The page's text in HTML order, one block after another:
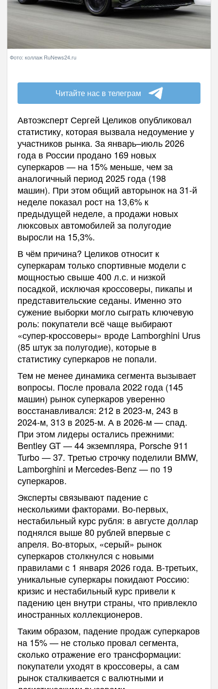
Фото: коллаж RuNews24.ru
Читайте нас в телеграм
Автоэксперт Сергей Целиков опубликовал
статистику, которая вызвала недоумение у
участников рынка. За январь–июль 2026
года в России продано 169 новых
суперкаров — на 15% меньше, чем за
аналогичный период 2025 года (198
машин). При этом общий авторынок на 31-й
неделе показал рост на 13,6% к
предыдущей неделе, а продажи новых
люксовых автомобилей за полугодие
выросли на 15,3%.
В чём причина? Целиков относит к
суперкарам только спортивные модели с
мощностью свыше 400 л.с. и низкой
посадкой, исключая кроссоверы, пикапы и
представительские седаны. Именно это
сужение выборки могло сыграть ключевую
роль: покупатели всё чаще выбирают
«супер-кроссоверы» вроде Lamborghini Urus
(85 штук за полугодие), которые в
статистику суперкаров не попали.
Тем не менее динамика сегмента вызывает
вопросы. После провала 2022 года (145
машин) рынок суперкаров уверенно
восстанавливался: 212 в 2023-м, 243 в
2024-м, 313 в 2025-м. А в 2026-м — спад.
При этом лидеры остались прежними:
Bentley GT — 44 экземпляра, Porsche 911
Turbo — 37. Третью строчку поделили BMW,
Lamborghini и Mercedes-Benz — по 19
суперкаров.
Эксперты связывают падение с
несколькими факторами. Во-первых,
нестабильный курс рубля: в августе доллар
поднялся выше 80 рублей впервые с
апреля. Во-вторых, «серый» рынок
суперкаров столкнулся с новыми
правилами с 1 января 2026 года. В-третьих,
уникальные суперкары покидают Россию:
кризис и нестабильный курс привели к
падению цен внутри страны, что привлекло
иностранных коллекционеров.
Таким образом, падение продаж суперкаров
на 15% — не столько провал сегмента,
сколько отражение его трансформации:
покупатели уходят в кроссоверы, а сам
рынок сталкивается с валютными и